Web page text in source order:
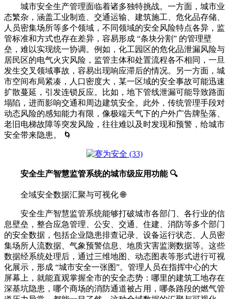
城市安全生产管理面临着诸多独特挑战。一方面，城市业
态繁杂，涵盖工业制造、交通运输、建筑施工、危化品存储、
人员密集场所等多个领域，不同领域的安全风险特点各异，监
管标准和方式也存在差异，容易形成 “条块分割” 的管理壁
垒，难以实现统一协调。例如，化工园区的危化品泄漏风险与
居民区的电气火灾风险，监管主体和处置流程各不相同，一旦
发生交叉领域事故，容易出现响应滞后的情况。另一方面，城
市空间布局紧凑，人口密度大，某一区域的安全事故可能迅速
扩散蔓延，引发连锁反应。比如，地下管线泄漏可能导致路面
塌陷，进而影响交通和周边建筑安全。此外，传统管理手段对
动态风险的感知能力有限，像极端天气下的户外广告牌坠落、
老旧电梯故障等突发风险，往往难以及时发现和预警，给城市
安全带来隐患。 🌀
安全生产智慧监管系统的城市级应用功能 🔍
全域安全数据汇聚与可视化 🌐
安全生产智慧监管系统能够打破城市各部门、各行业的信
息壁垒，整合应急管理、公安、交通、住建、消防等多个部门
的安全数据，包括企业隐患排查记录、设备运行状态、人员密
集场所人流数据、气象预警信息、地质灾害监测数据等。这些
数据经系统处理后，通过三维地图、动态图表等形式进行可视
化展示，形成 “城市安全一张图”。管理人员在指挥中心的大
屏幕上，就能直观掌握全市的安全态势：哪里的建筑工地存在
深基坑隐患，哪个商场的消防通道被占用，哪条路段的燃气管